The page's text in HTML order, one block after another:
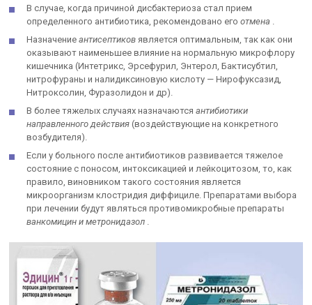
В случае, когда причиной дисбактериоза стал прием
определенного антибиотика, рекомендовано егоотмена
Назначениеантисептиков является оптимальным, так как они
оказывают наименьшее влияние на нормальную микрофлору
кишечника (Интетрикс, Эрсефурил, Энтерол, Бактисубтил,
нитрофураны и налидиксиновую кислоту — Нирофуксазид,
Нитроксолин, Фуразолидон и др).
В более тяжелых случаях назначаютсяантибиотики
направленного действия (воздействующие на конкретного
возбудителя).
Если у больного после антибиотиков развивается тяжелое
состояние с поносом, интоксикацией и лейкоцитозом, то, как
правило, виновником такого состояния является
микроорганизм клостридия диффициле. Препаратами выбора
при лечении будут являться противомикробные препараты
ванкомицин и метронидазол